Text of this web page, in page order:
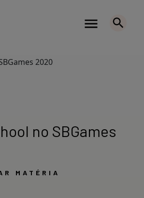
no SBGames
MATÉRIA